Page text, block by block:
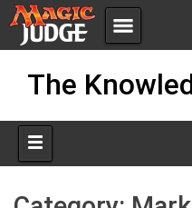
menu
Apps
Policies
The